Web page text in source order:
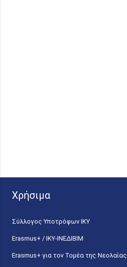
Χρήσιμα
Σύλλογος Υποτρόφων ΙΚΥ
Erasmus+ / ΙΚΥ-ΙΝΕΔΙΒΙΜ
Erasmus+ για τον Τομέα της Νεολαίας